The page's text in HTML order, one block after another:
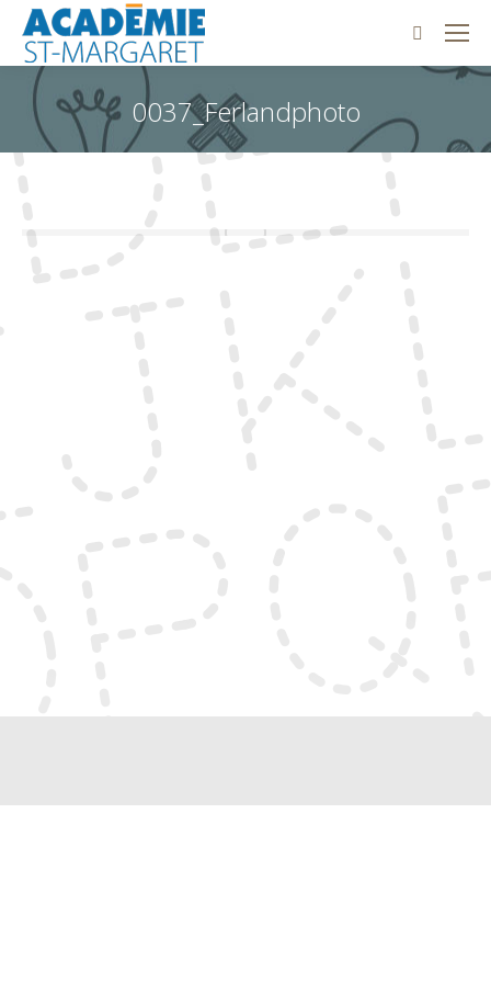
Recherche
0037_Ferlandphoto
Vous êtes ici :